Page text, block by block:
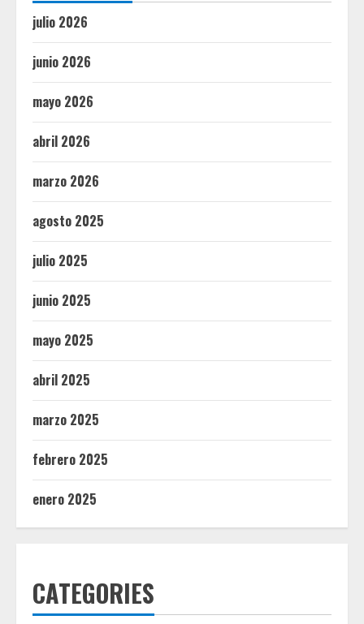
julio 2026
junio 2026
mayo 2026
abril 2026
marzo 2026
agosto 2025
julio 2025
junio 2025
mayo 2025
abril 2025
marzo 2025
febrero 2025
enero 2025
CATEGORIES